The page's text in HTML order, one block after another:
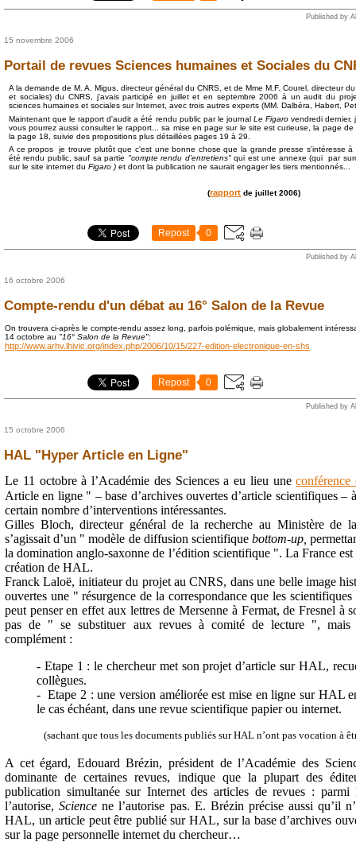
Published by
15 novembre 2006
Portail de revues Sciences humaines et Sociales du
A la demande de M. A. Migus, directeur général du CNRS, et de Mme M.F. Courel, directeur
et sociales) du CNRS, j'avais participé en juillet et en septembre 2006 à un audit du
sciences humaines et sociales sur Internet, avec trois autres experts (MM. Dalbéra, Habert,
Maintenant que le rapport d'audit a été rendu public par le journal Le Figaro vendredi
vous pourrez aussi consulter le rapport... sa mise en page sur le site est curieuse, la page
la page 18, suivie des propositions plus détaillées pages 19 à 29.
A ce propos je trouve plutôt que c'est une bonne chose que la grande presse s'intéresse
été rendu public, sauf sa partie "compte rendu d'entretiens"qui est une annexe (qui par
sur le site internet du Figaro ) et dont la publication ne saurait engager les tiers mentionnés...
(rapport de juillet 2006)
Repost 0
Published by
16 octobre 2006
Compte-rendu d'un débat au 16° Salon de la Revue
On trouvera ci-après le compte-rendu assez long, parfois polémique, mais globalement
14 octobre au "16° Salon de la Revue":
http://www.arhv.lhivic.org/index.php/2006/10/15/227-edition-electronique-en-shs
Repost 0
Published by
15 octobre 2006
HAL "Hyper Article en Ligne"
Le 11 octobre à l’Académie des Sciences a eu lieu uneconférence
Article en ligne " – base d’archives ouvertes d’article scientifiques –
certain nombre d’interventions intéressantes.
Gilles Bloch, directeur général de la recherche au Ministère de
s’agissait d’un " modèle de diffusion scientifique bottom-up,
la domination anglo-saxonne de l’édition scientifique ". La France
création de HAL.
Franck Laloë, initiateur du projet au CNRS, dans une belle image
ouvertes une " résurgence de la correspondance que les
peut penser en effet aux lettres de Mersenne à Fermat, de Fresnel à
pas de " se substituer aux revues à comité de lecture ", mais
complément :
- Etape 1 : le chercheur met son projet d’article sur HAL,
collègues.
- Etape 2 : une version améliorée est mise en ligne sur HAL
le cas échéant, dans une revue scientifique papier ou internet.
(sachant que tous les documents publiés sur HAL n’ont pas vocation à
A cet égard, Edouard Brézin, président de l’Académie des
dominante de certaines revues, indique que la plupart des
publication simultanée sur Internet des articles de revues :
l’autorise,Sciencene l’autorise pas. E. Brézin précise aussi qu’il
HAL, un article peut être publié sur HAL, sur la base d’archives
sur la page personnelle internet du chercheur…